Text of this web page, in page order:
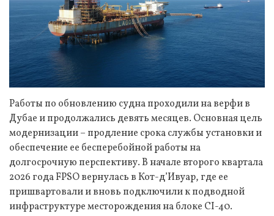
Работы по обновлению судна проходили на верфи в
Дубае и продолжались девять месяцев. Основная цель
модернизации – продление срока службы установки и
обеспечение ее бесперебойной работы на
долгосрочную перспективу. В начале второго квартала
2026 года FPSO вернулась в Кот-д’Ивуар, где ее
пришвартовали и вновь подключили к подводной
инфраструктуре месторождения на блоке CI-40.